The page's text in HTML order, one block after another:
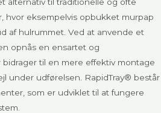
hvor eksempelvis opbukket murpap
af hulrummet. Ved at anvende et
opnås en ensartet og
til en mere effektiv montage
under udførelsen. RapidTray® består
som er udviklet til at fungere